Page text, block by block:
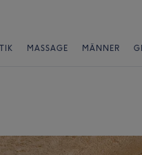
MASSAGE MÄNNER